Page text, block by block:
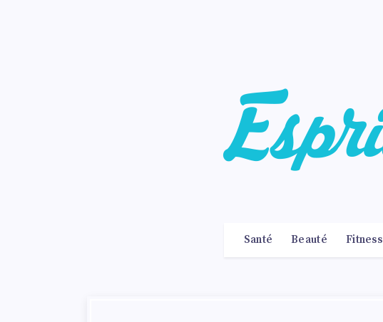
Santé Beauté Fitness